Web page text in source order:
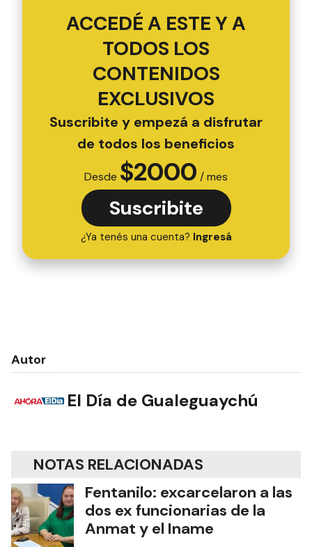
ACCEDÉ A ESTE Y A
TODOS LOS
CONTENIDOS
EXCLUSIVOS
Suscribite y empezá a disfrutar
de todos los beneficios
Desde $2000 / mes
Suscribite
¿Ya tenés una cuenta? Ingresá
Autor
El Día de Gualeguaychú
NOTAS RELACIONADAS
Fentanilo: excarcelaron a las
dos ex funcionarias de la
Anmat y el Iname